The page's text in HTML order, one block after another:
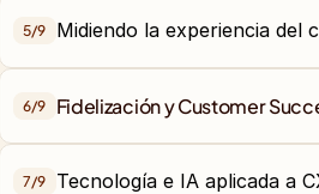
5/9 Midiendo la experiencia del
6/9 Fidelización y Customer
7/9 Tecnología e IA aplicada a